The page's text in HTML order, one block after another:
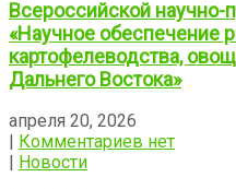
Всероссийской научно-
«Научное обеспечение
картофелеводства,
Дальнего Востока»
апреля 20, 2026
Комментариев нет
Новости